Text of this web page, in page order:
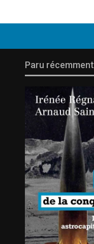
Paru récemment